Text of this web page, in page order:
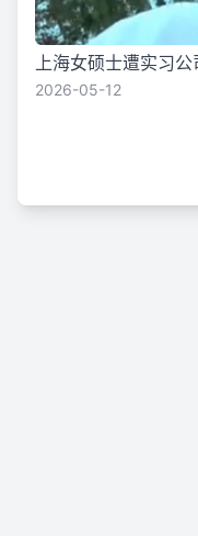
上海女硕士遭实习公
2026-05-12